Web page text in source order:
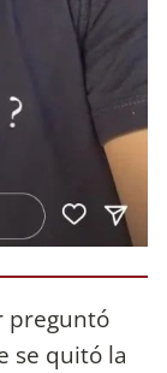
preguntó
se quitó la